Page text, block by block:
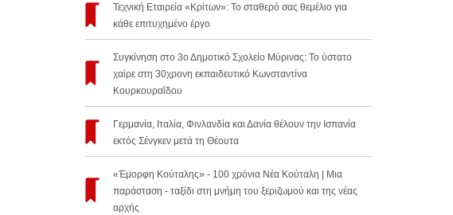
Τεχνική Εταιρεία «Κρίτων»: Το σταθερό σας θεμέλιο για
κάθε επιτυχημένο έργο
Συγκίνηση στο 3ο Δημοτικό Σχολείο Μύρινας: Το ύστατο
χαίρε στη 30χρονη εκπαιδευτικό Κωνσταντίνα
Κουρκουραΐδου
Γερμανία, Ιταλία, Φινλανδία και Δανία θέλουν την Ισπανία
εκτός Σένγκεν μετά τη Θέουτα
«Έμορφη Κούταλης» - 100 χρόνια Νέα Κούταλη | Μια
παράσταση - ταξίδι στη μνήμη του ξεριζωμού και της νέας
αρχής